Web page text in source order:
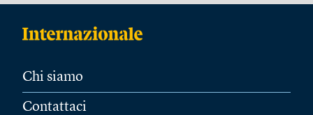
Chi siamo
Contattaci